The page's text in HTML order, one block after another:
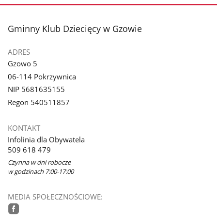
stopka
Gminny Klub Dziecięcy w Gzowie
ADRES
Gzowo 5
06-114 Pokrzywnica
NIP 5681635155
Regon 540511857
KONTAKT
Infolinia dla Obywatela
509 618 479
Czynna w dni robocze
w godzinach 7:00-17:00
MEDIA SPOŁECZNOŚCIOWE: